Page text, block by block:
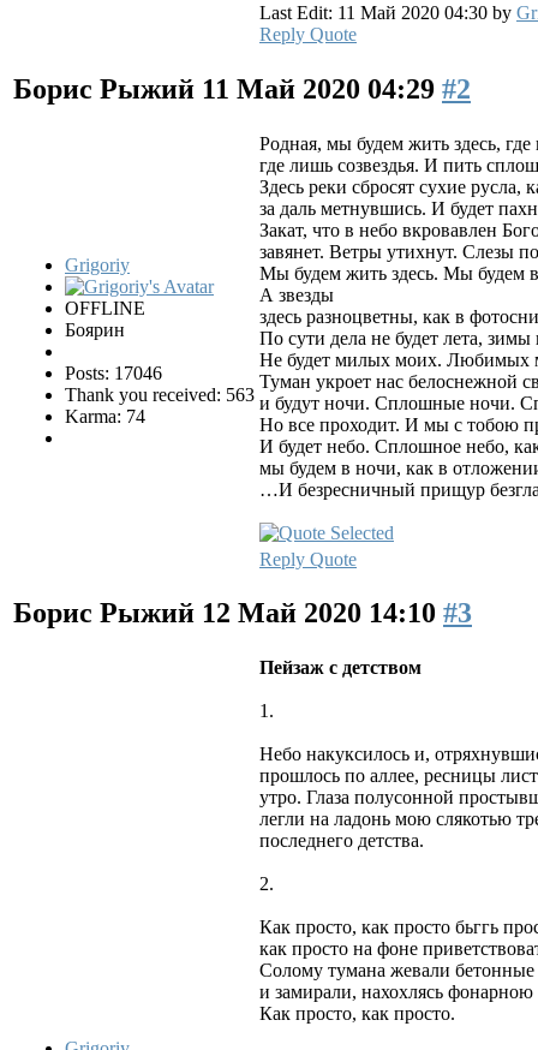
Last Edit: 11 Май 2020 04:30 by
Reply Quote
Борис Рыжий 11 Май 2020 04:29 #2
Grigoriy
OFFLINE
Боярин
Posts: 17046
Thank you received: 563
Karma: 74
Родная, мы будем жить здесь,
где лишь созвездья. И пить
Здесь реки сбросят сухие русла,
за даль метнувшись. И будет
Закат, что в небо вкровавлен
завянет. Ветры утихнут. Слезы
Мы будем жить здесь. Мы будем
А звезды
здесь разноцветны, как в
По сути дела не будет лета,
Не будет милых моих. Любимых
Туман укроет нас белоснежной
и будут ночи. Сплошные ночи.
Но все проходит. И мы с тобою
И будет небо. Сплошное небо,
мы будем в ночи, как в
…И безресничный прищур
Reply Quote
Борис Рыжий 12 Май 2020 14:10 #3
Пейзаж с детством
1.
Небо накуксилось и,
прошлось по аллее, ресницы
утро. Глаза полусонной
легли на ладонь мою слякотью
последнего детства.
2.
Как просто, как просто бьггь
как просто на фоне
Солому тумана жевали бетонные
и замирали, нахохлясь
Как просто, как просто.